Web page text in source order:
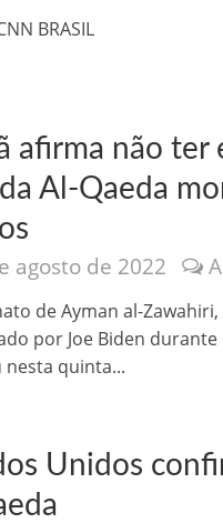
revelados do livro de apocalipse
Monjolo salvou a vida de
BRASIL
afirma não
Al-Qaeda
agosto de 2022
de Ayman al-
por Joe Biden
nesta quinta...
Unidos